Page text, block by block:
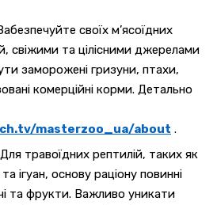
своїх м’ясоїдних
свіжими та цілісними джерелами
заморожені гризуни, птахи,
комерційні корми. Детально
masterzoo_ua/about .
Для травоїдних рептилій, таких як
ігуан, основу раціону повинні
та фрукти. Важливо уникати